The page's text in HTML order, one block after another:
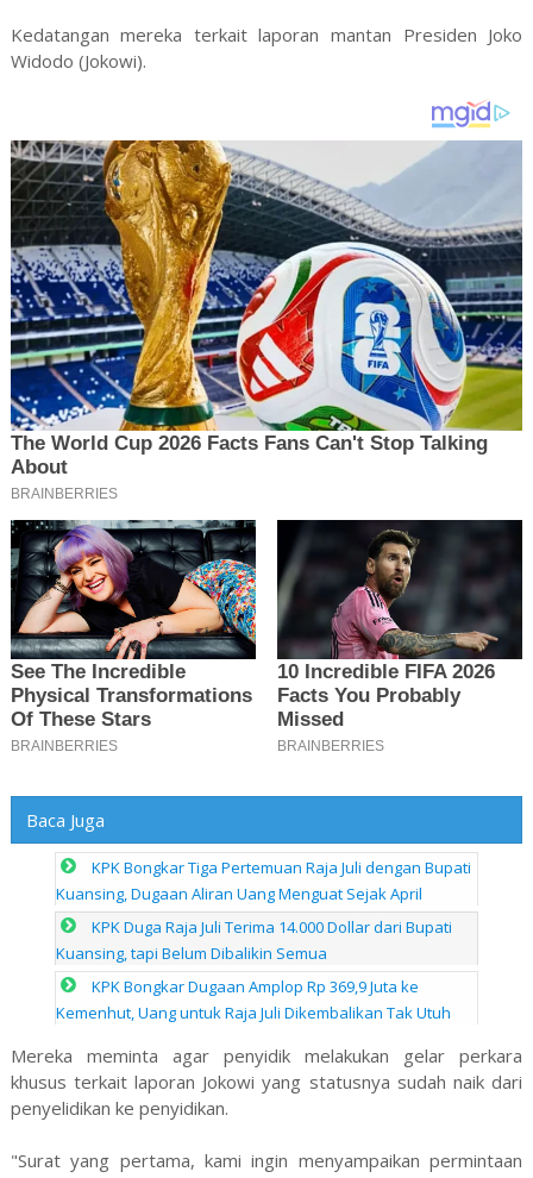
Kedatangan mereka terkait laporan mantan Presiden Joko
Widodo (Jokowi).
Baca Juga
KPK Bongkar Tiga Pertemuan Raja Juli dengan Bupati
Kuansing, Dugaan Aliran Uang Menguat Sejak April
KPK Duga Raja Juli Terima 14.000 Dollar dari Bupati
Kuansing, tapi Belum Dibalikin Semua
KPK Bongkar Dugaan Amplop Rp 369,9 Juta ke
Kemenhut, Uang untuk Raja Juli Dikembalikan Tak Utuh
Mereka meminta agar penyidik melakukan gelar perkara
khusus terkait laporan Jokowi yang statusnya sudah naik dari
penyelidikan ke penyidikan.
"Surat yang pertama, kami ingin menyampaikan permintaan